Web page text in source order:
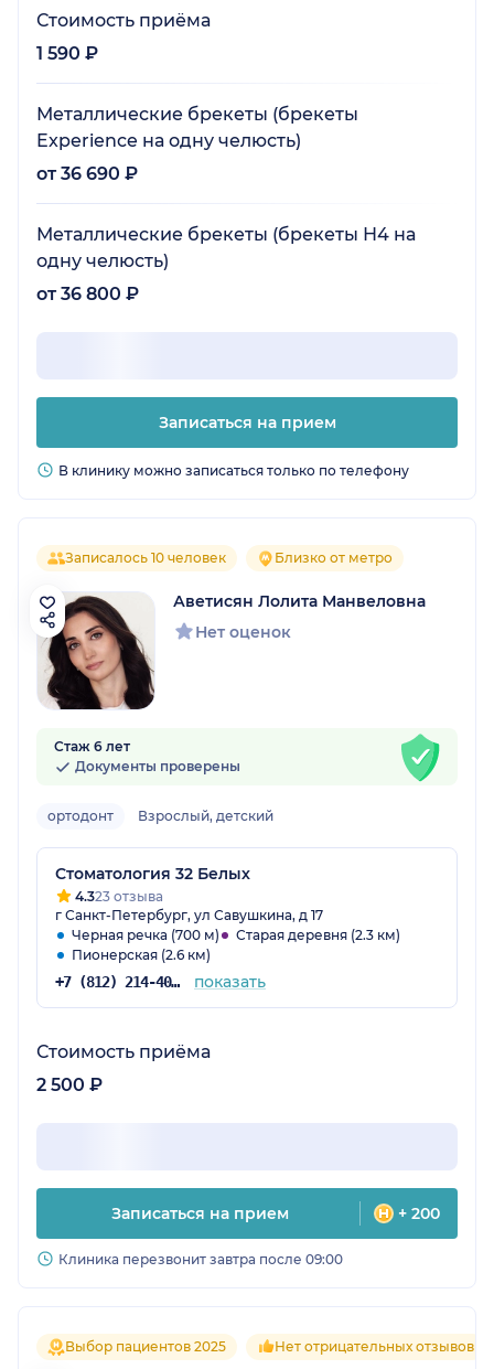
Стоимость приёма
1 590 ₽
Металлические брекеты (брекеты
Experience на одну челюсть)
от 36 690 ₽
Металлические брекеты (брекеты Н4 на
одну челюсть)
от 36 800 ₽
Записаться на прием
В клинику можно записаться только по телефону
Записалось 10 человек Близко от метро
Аветисян Лолита Манвеловна
Нет оценок
Стаж 6 лет
Документы проверены
ортодонт Взрослый, детский
Стоматология 32 Белых
4.323 отзыва
г Санкт-Петербург, ул Савушкина, д 17
Черная речка (700 м)
Старая деревня (2.3 км)
Пионерская (2.6 км)
+7 (812) 214-40-79 показать
Стоимость приёма
2 500 ₽
Записаться на прием + 200
Клиника перезвонит завтра после 09:00
Выбор пациентов 2025 Нет отрицательных отзывов